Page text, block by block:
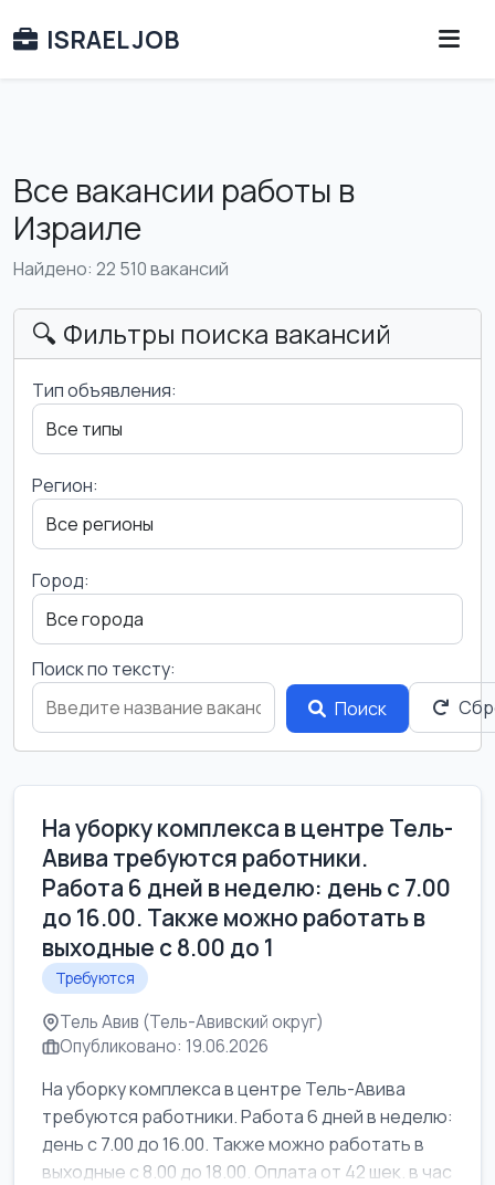
ISRAEL JOB
Все вакансии работы в
Израиле
Найдено: 22 510 вакансий
🔍 Фильтры поиска вакансий
Тип объявления:
Регион:
Город:
Поиск по тексту:
Поиск
На уборку комплекса в центре Тель-
Авива требуются работники.
Работа 6 дней в неделю: день с 7.00
до 16.00. Также можно работать в
выходные с 8.00 до 1
Требуются
Тель Авив (Тель-Авивский округ)
Опубликовано: 19.06.2026
На уборку комплекса в центре Тель-Авива
требуются работники. Работа 6 дней в неделю:
день с 7.00 до 16.00. Также можно работать в
выходные с 8.00 до 18.00. Оплата от 42 шек. в час